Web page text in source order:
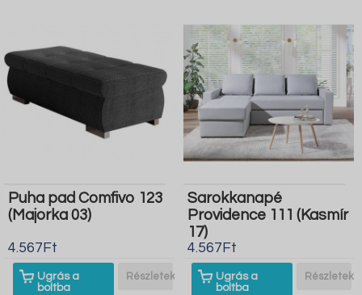
Puha pad Comfivo 123
(Majorka 03)
4.567Ft
Ugrás a
boltba
Részletek
Sarokkanapé
Providence 111 (Kasmír
17)
4.567Ft
Ugrás a
boltba
Részletek